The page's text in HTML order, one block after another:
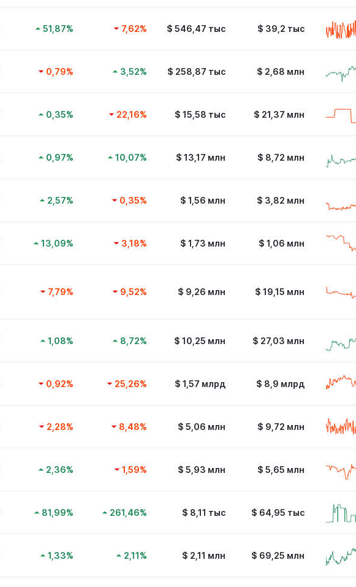
51,87% 7,62% $ 546,47 тыс $ 39,2 тыс
0,79% 3,52% $ 258,87 тыс $ 2,68 млн
0,35% 22,16% $ 15,58 тыс $ 21,37 млн
0,97% 10,07% $ 13,17 млн $ 8,72 млн
2,57% 0,35% $ 1,56 млн $ 3,82 млн
13,09% 3,18% $ 1,73 млн $ 1,06 млн
7,79% 9,52% $ 9,26 млн $ 19,15 млн
1,08% 8,72% $ 10,25 млн $ 27,03 млн
0,92% 25,26% $ 1,57 млрд $ 8,9 млрд
2,28% 8,48% $ 5,06 млн $ 9,72 млн
2,36% 1,59% $ 5,93 млн $ 5,65 млн
81,99% 261,46% $ 8,11 тыс $ 64,95 тыс
1,33% 2,11% $ 2,11 млн $ 69,25 млн